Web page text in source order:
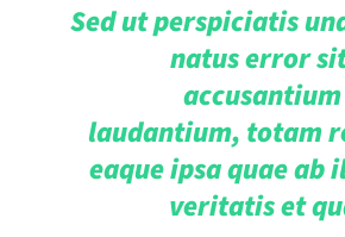
Sed ut perspiciatis
natus error
laudantium, totam
eaque ipsa quae ab
veritatis et